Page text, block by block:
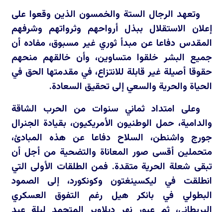
وتعهد الرجال الستة والخمسون الذين وقعوا على
إعلان الاستقلال ببذل أرواحهم وثرواتهم وشرفهم
المقدس دفاعا عن مبدأ ثوري غير مسبوق، مفاده أن
جميع البشر خلقوا متساوين، وأن خالقهم منحهم
حقوقا أصيلة غير قابلة للانتزاع، في مقدمتها الحق في
الحياة والحرية والسعي إلى تحقيق السعادة.
وعلى امتداد ثماني سنوات من الحرب الشاقة
والدامية، حمل الوطنيون الأمريكيون، بقيادة الجنرال
جورج واشنطن، السلاح دفاعا عن هذه المبادئ،
متحملين أقسى صور المعاناة والتضحية من أجل أن
تبقى شعلة الحرية متقدة. فمن الطلقات الأولى التي
انطلقت في ليكسينغتون وكونكورد، إلى الصمود
البطولي في بانكر هيل رغم التفوق العسكري